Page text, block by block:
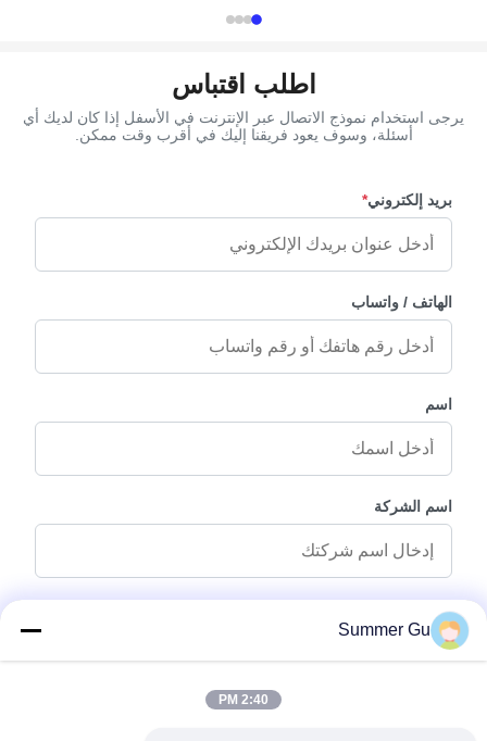
اطلب اقتباس
يرجى استخدام نموذج الاتصال عبر الإنترنت في الأسفل إذا كان لديك أي
أسئلة، وسوف يعود فريقنا إليك في أقرب وقت ممكن.
بريد إلكتروني*
الهاتف / واتساب
اسم
اسم الشركة
رسالة استفسار
Summer Gu
2:40 PM